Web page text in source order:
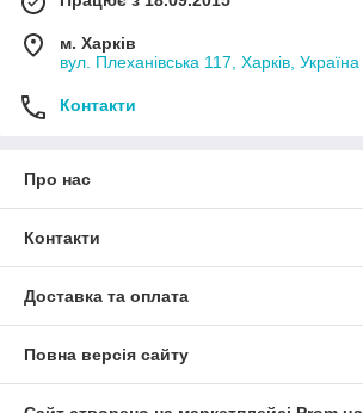
м. Харків
вул. Плеханівська 117, Харків, Україна
Контакти
Про нас
Контакти
Доставка та оплата
Повна версія сайту